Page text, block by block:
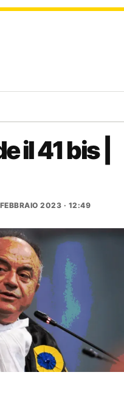
il 41 bis |
2023 · 12:49